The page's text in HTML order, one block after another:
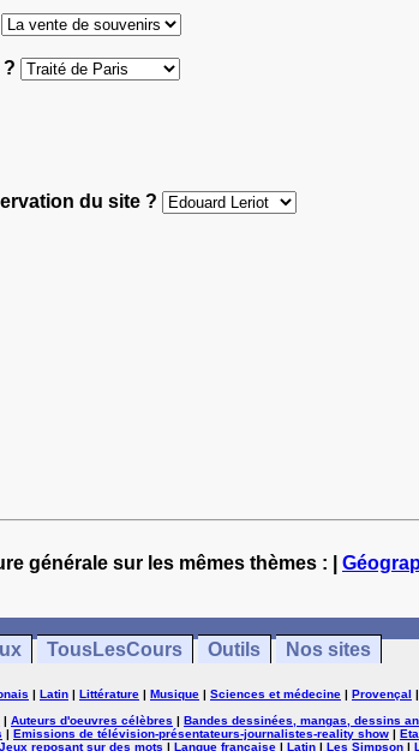
?
du site ?
générale sur les mêmes thèmes : |
TousLesCours Outils Nos sites
| Latin | Littérature | Musique | Sciences et médecine | Provençal |
| Auteurs d'oeuvres célèbres | Bandes dessinées, mangas, dessins
| Emissions de télévision-présentateurs-journalistes-reality show |
Jeux reposant sur des mots | Langue française | Latin | Les Simpson |